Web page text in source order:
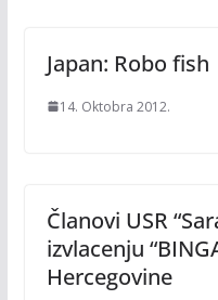
Japan: Robo fish
14. Oktobra 2012.
Članovi USR
izvlacenju
Hercegovine